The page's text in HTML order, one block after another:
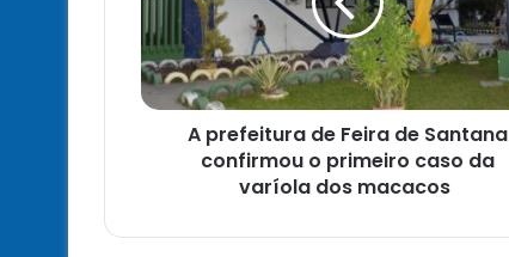
Santana
confirmou
o
primeiro
A prefeitura de Feira de Santana
confirmou o primeiro caso da
varíola dos macacos